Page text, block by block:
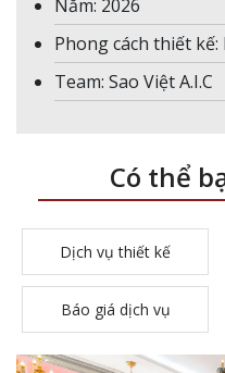
Năm: 2026
Phong cách thiết
Team: Sao Việt A.I.C
Có thể
Dịch vụ thiết kế
Báo giá dịch vụ